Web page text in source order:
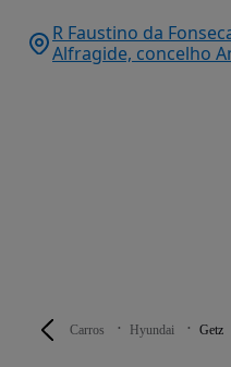
Carros Hyundai Getz
R Faustino da
Alfragide, concelho